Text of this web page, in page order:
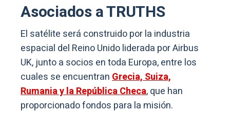
Asociados a TRUTHS
El satélite será construido por la industria
espacial del Reino Unido liderada por Airbus
UK, junto a socios en toda Europa, entre los
cuales se encuentranGrecia, Suiza,
Rumania y la República Checa, que han
proporcionado fondos para la misión.